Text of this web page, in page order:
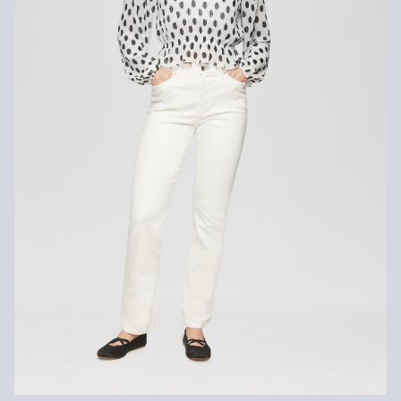
Geen chemische reiniging mogelijk